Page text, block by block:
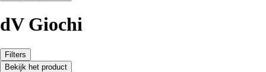
dV Giochi
Filters
Bekijk het product